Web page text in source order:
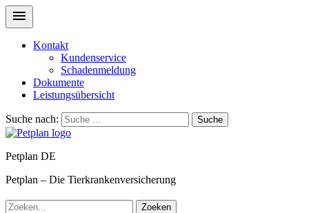
Kontakt
Kundenservice
Schadenmeldung
Dokumente
Leistungsübersicht
Suche nach: Suche
Petplan DE
Petplan – Die Tierkrankenversicherung
Zoeken